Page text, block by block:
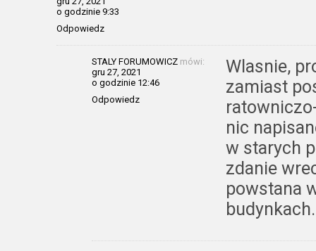
o godzinie 9:33
Odpowiedz
STALY FORUMOWICZ mówi:
gru 27, 2021
o godzinie 12:46
Odpowiedz
Wlasnie,
zamiast
nic
w starych
zdanie
powstana
budynkach.